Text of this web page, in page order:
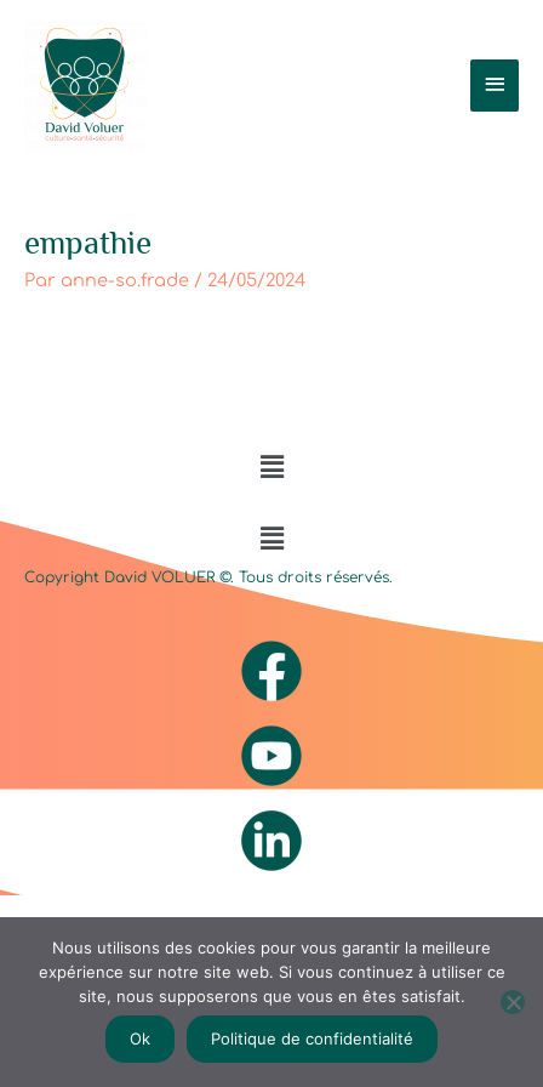
contenu
empathie
Par anne-so.frade / 24/05/2024
Menu
Menu
Copyright David VOLUER©. Tous droits réservés.
Nous utilisons des cookies pour vous garantir la meilleure
expérience sur notre site web. Si vous continuez à utiliser ce
site, nous supposerons que vous en êtes satisfait.
Ok Politique de confidentialité